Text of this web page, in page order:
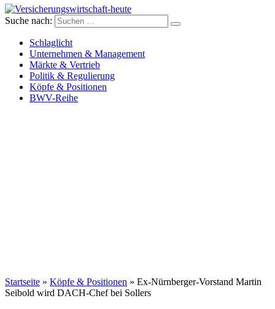
Versicherungswirtschaft-heute
Suche nach:
Schlaglicht
Unternehmen & Management
Märkte & Vertrieb
Politik & Regulierung
Köpfe & Positionen
BWV-Reihe
Startseite » Köpfe & Positionen » Ex-Nürnberger-Vorstand Martin
Seibold wird DACH-Chef bei Sollers